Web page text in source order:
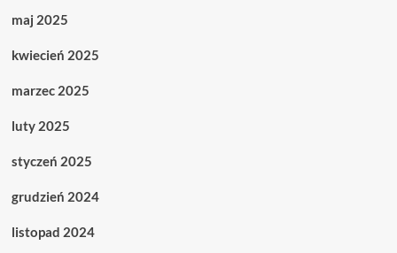
maj 2025
kwiecień 2025
marzec 2025
luty 2025
styczeń 2025
grudzień 2024
listopad 2024